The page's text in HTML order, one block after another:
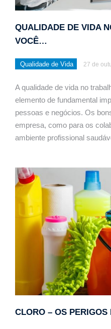
QUALIDADE DE VIDA
VOCÊ…
Qualidade de Vida 27 de
A qualidade de vida no
elemento de fundamental
pessoas e negócios. Os
empresa, como para os
ambiente profissional
CLORO – OS PERIGOS